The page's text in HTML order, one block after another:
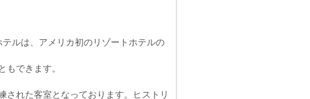
ルは、アメリカ初のリゾートホテルの
できます。
れた客室となっております。ヒストリ